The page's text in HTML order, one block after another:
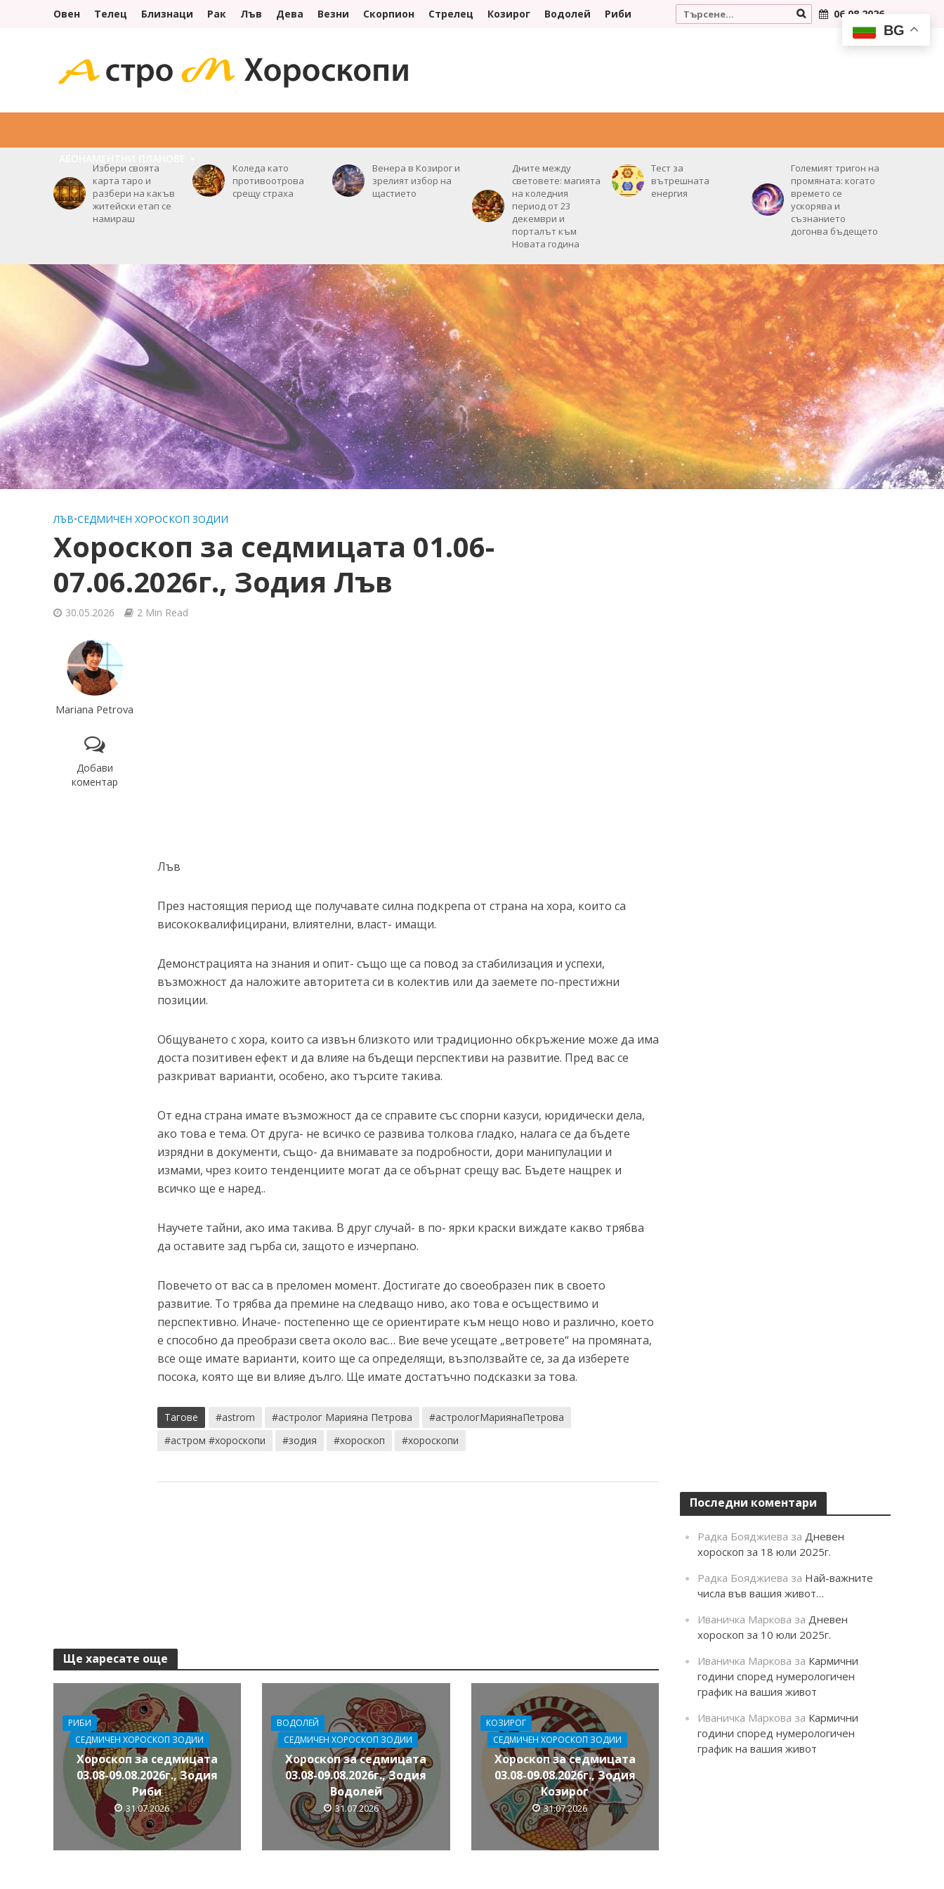
Овен Телец Близнаци Рак Лъв Дева Везни Скорпион Стрелец Козирог Водолей Риби 06.08.2026
Избери своята
карта таро и
разбери на какъв
житейски етап се
намираш
Коледа като
противоотрова
срещу страха
Венера в Козирог и
зрелият избор на
щастието
Дните между
световете: магията
на коледния
период от 23
декември и
порталът към
Новата година
Тест за
вътрешната
енергия
Големият тригон на
промяната: когато
времето се
ускорява и
съзнанието
догонва бъдещето
ЛЪВ•СЕДМИЧЕН ХОРОСКОП ЗОДИИ
Хороскоп за седмицата 01.06-
07.06.2026г., Зодия Лъв
30.05.2026 2 Min Read
Mariana Petrova
Добави
коментар
Лъв
През настоящия период ще получавате силна подкрепа от страна на хора, които са
висококвалифицирани, влиятелни, власт- имащи.
Демонстрацията на знания и опит- също ще са повод за стабилизация и успехи,
възможност да наложите авторитета си в колектив или да заемете по-престижни
позиции.
Общуването с хора, които са извън близкото или традиционно обкръжение може да има
доста позитивен ефект и да влияе на бъдещи перспективи на развитие. Пред вас се
разкриват варианти, особено, ако търсите такива.
От една страна имате възможност да се справите със спорни казуси, юридически дела,
ако това е тема. От друга- не всичко се развива толкова гладко, налага се да бъдете
изрядни в документи, също- да внимавате за подробности, дори манипулации и
измами, чрез които тенденциите могат да се обърнат срещу вас. Бъдете нащрек и
всичко ще е наред..
Научете тайни, ако има такива. В друг случай- в по- ярки краски виждате какво трябва
да оставите зад гърба си, защото е изчерпано.
Повечето от вас са в преломен момент. Достигате до своеобразен пик в своето
развитие. То трябва да премине на следващо ниво, ако това е осъществимо и
перспективно. Иначе- постепенно ще се ориентирате към нещо ново и различно, което
е способно да преобрази света около вас… Вие вече усещате „ветровете“ на промяната,
все още имате варианти, които ще са определящи, възползвайте се, за да изберете
посока, която ще ви влияе дълго. Ще имате достатъчно подсказки за това.
Тагове #astrom #астролог Марияна Петрова
#астрологМариянаПетрова
#астром #хороскопи
#зодия #хороскоп #хороскопи
Ще харесате още
РИБИ
СЕДМИЧЕН ХОРОСКОП ЗОДИИ
Хороскоп за седмицата
03.08-09.08.2026г., Зодия
Риби
31.07.2026
ВОДОЛЕЙ
СЕДМИЧЕН ХОРОСКОП ЗОДИИ
Хороскоп за седмицата
03.08-09.08.2026г., Зодия
Водолей
31.07.2026
КОЗИРОГ
СЕДМИЧЕН ХОРОСКОП ЗОДИИ
Хороскоп за седмицата
03.08-09.08.2026г., Зодия
Козирог
31.07.2026
Последни коментари
Радка Бояджиева заДневен
хороскоп за 18 юли 2025г.
Радка Бояджиева за Най-важните
числа във вашия живот…
Иваничка Маркова заДневен
хороскоп за 10 юли 2025г.
Иваничка Маркова за Кармични
години според нумерологичен
график на вашия живот
Иваничка Маркова за Кармични
години според нумерологичен
график на вашия живот
BG